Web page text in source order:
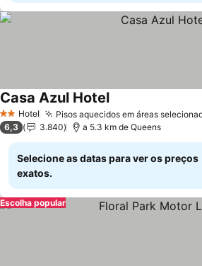
2 Estrelas
Hotel Pisos aquecidos em áreas
Casa Azul HotelVer preços
6,3 3.840 a 5.3 km de Queens
Selecione as datas para ver os preços
exatos.
Escolha popular